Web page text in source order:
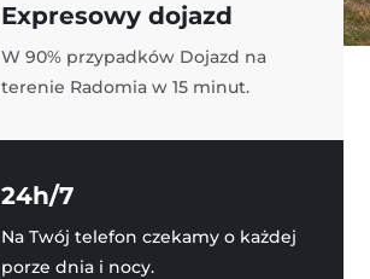
Expresowy dojazd
W 90% przypadków Dojazd na
terenie Radomia w 15 minut.
24h/7
Na Twój telefon czekamy o każdej
porze dnia i nocy.